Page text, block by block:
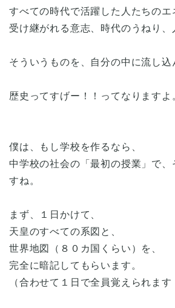
すべての時代で活躍した人たちのエ
受け継がれる意志、時代のうねり、
そういうものを、自分の中に流し込
歴史ってすげー！！ってなりますよ
僕は、もし学校を作るなら、
中学校の社会の「最初の授業」で
すね。
まず、１日かけて、
天皇のすべての系図と、
世界地図（８０カ国くらい）を、
完全に暗記してもらいます。
（合わせて１日で全員覚えられます